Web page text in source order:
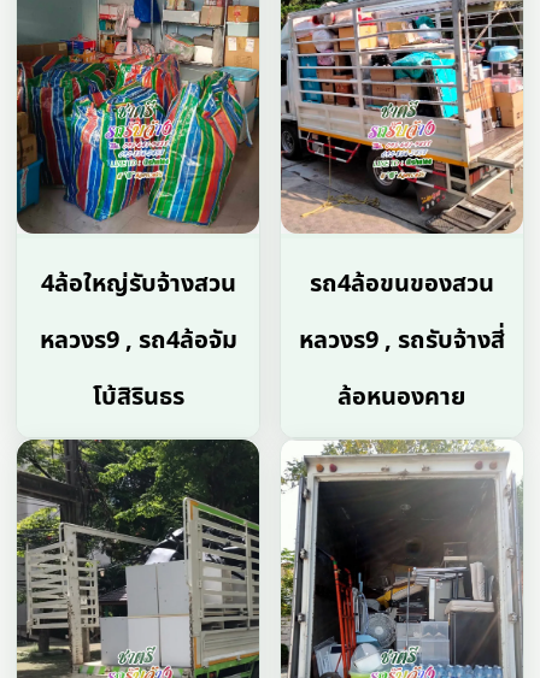
4ล้อใหญ่รับจ้างสวน
หลวงร9 , รถ4ล้อจัม
โบ้สิรินธร
รถ4ล้อขนของสวน
หลวงร9 , รถรับจ้างสี่
ล้อหนองคาย